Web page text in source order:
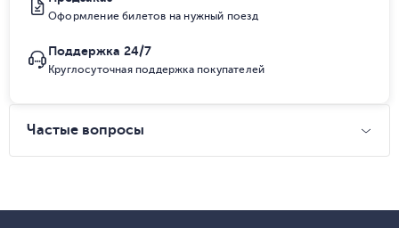
Оформление билетов на нужный поезд
Поддержка 24/7
Круглосуточная поддержка покупателей
Частые вопросы